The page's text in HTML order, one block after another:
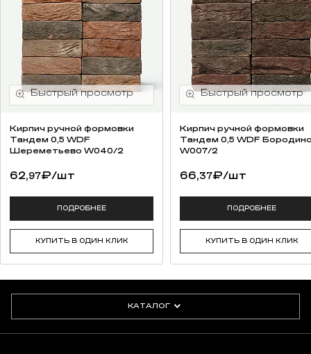
Кирпич ручной формовки
Тандем 0,5 WDF
Шереметьево W040/2
62,97₽/шт
ПОДРОБНЕЕ
КУПИТЬ В ОДИН КЛИК
Кирпич ручной формовки
Тандем 0,5 WDF
W007/2
66,37₽/шт
ПОДРОБНЕЕ
КУПИТЬ В ОДИН КЛИК
КАТАЛОГ